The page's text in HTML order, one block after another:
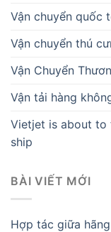
Vận chuyển quốc
Vận chuyển thú
Vận Chuyển
Vận tải hàng
Vietjet is about to
ship
BÀI VIẾT MỚI
Hợp tác giữa